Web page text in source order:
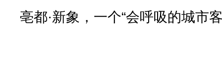
亳都·新象，一个“会呼吸的城市